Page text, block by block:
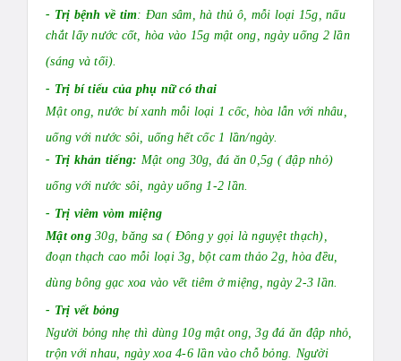
- Trị bệnh về tim: Đan sâm, hà thủ ô, mỗi loại 15g, nấu
chắt lấy nước cốt, hòa vào 15g mật ong, ngày uống 2 lần
(sáng và tối).
- Trị bí tiểu của phụ nữ có thai
Mật ong, nước bí xanh mỗi loại 1 cốc, hòa lẫn với nhâu,
uống với nước sôi, uống hết cốc 1 lần/ngày.
- Trị khản tiếng: Mật ong 30g, đá ăn 0,5g ( đập nhỏ)
uống với nước sôi, ngày uống 1-2 lần.
- Trị viêm vòm miệng
Mật ong 30g, băng sa ( Đông y gọi là nguyệt thạch),
đoạn thạch cao mỗi loại 3g, bột cam thảo 2g, hòa đều,
dùng bông gạc xoa vào vết tiêm ở miệng, ngày 2-3 lần.
- Trị vết bỏng
Người bỏng nhẹ thì dùng 10g mật ong, 3g đá ăn đập nhỏ,
trộn với nhau, ngày xoa 4-6 lần vào chỗ bỏng. Người